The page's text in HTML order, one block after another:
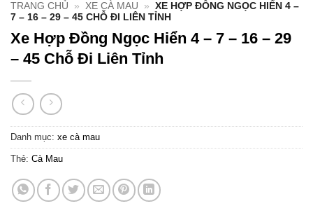
TRANG CHỦ » XE CÀ MAU »
XE HỢP ĐỒNG NGỌC HIỂN 4 –
7 – 16 – 29 – 45 CHỖ ĐI LIÊN TỈNH
Xe Hợp Đồng Ngọc Hiển 4 – 7 – 16 – 29
– 45 Chỗ Đi Liên Tỉnh
Danh mục: xe cà mau
Thẻ: Cà Mau